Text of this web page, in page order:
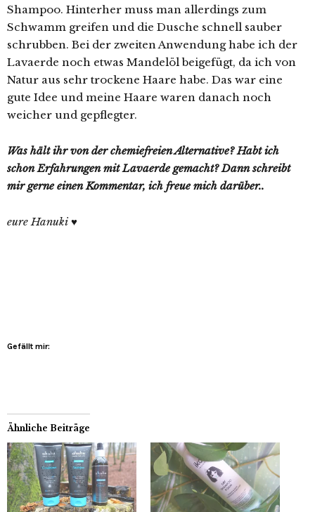
Shampoo. Hinterher muss man allerdings zum
Schwamm greifen und die Dusche schnell sauber
schrubben. Bei der zweiten Anwendung habe ich der
Lavaerde noch etwas Mandelöl beigefügt, da ich von
Natur aus sehr trockene Haare habe. Das war eine
gute Idee und meine Haare waren danach noch
weicher und gepflegter.
Was hält ihr von der chemiefreien Alternative? Habt ich
schon Erfahrungen mit Lavaerde gemacht? Dann schreibt
mir gerne einen Kommentar, ich freue mich darüber..
eure Hanuki ♥
Gefällt mir:
Ähnliche Beiträge